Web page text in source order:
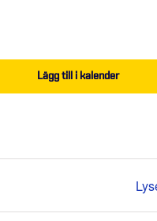
Lägg till i kalender